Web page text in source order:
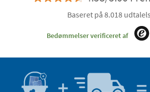
Baseret på 8.018
Bedømmelser verificeret af